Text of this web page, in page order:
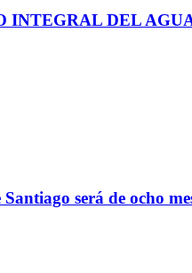
DEL
será de ocho